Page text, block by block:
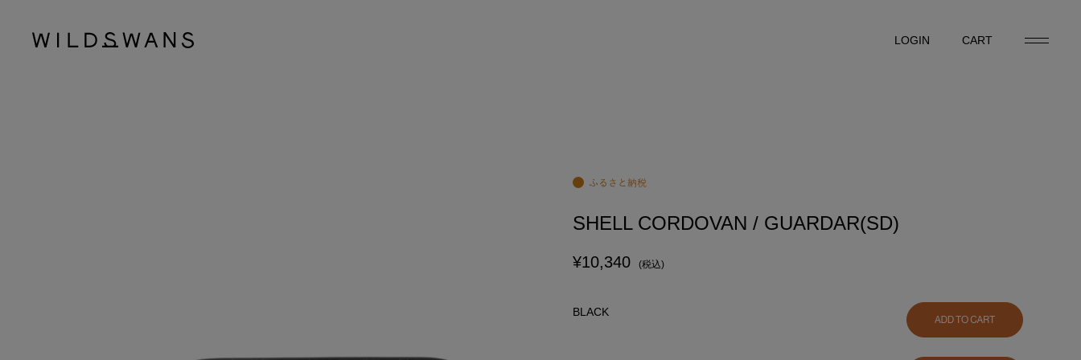
LOGIN
CART
SHELL CORDOVAN / GUARDAR(SD)
¥10,340 (税込)
BLACK